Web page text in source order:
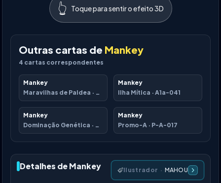
👆 Toque para sentir o efeito 3D
Outras cartas de Mankey
4 cartas correspondentes
Mankey
Maravilhas de Paldea · B2a-055
Mankey
Ilha Mítica · A1a-041
Mankey
Dominação Genética · A1-141
Mankey
Promo-A · P-A-017
Detalhes de Mankey Ilustrador · MAHOU